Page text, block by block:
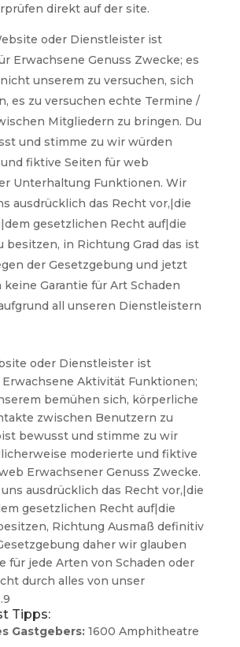
direkt auf der site.
oder Dienstleister ist
Erwachsene Genuss Zwecke; es
unserem zu versuchen, sich
es zu versuchen echte Termine /
Mitgliedern zu bringen. Du
und stimme zu wir würden
fiktive Seiten für web
Unterhaltung Funktionen. Wir
ausdrücklich das Recht vor,|die
gesetzlichen Recht auf|die
besitzen, in Richtung Grad das ist
der Gesetzgebung und jetzt
Garantie für Art Schaden
all unseren Dienstleistern
oder Dienstleister ist
Aktivität Funktionen;
bemühen sich, körperliche
zwischen Benutzern zu
bewusst und stimme zu wir
moderierte und fiktive
Erwachsener Genuss Zwecke.
ausdrücklich das Recht vor,|die
gesetzlichen Recht auf|die
Richtung Ausmaß definitiv
daher wir glauben
für jede Arten von Schaden oder
durch alles von unser
Tipps:
Gastgebers: 1600 Amphitheatre